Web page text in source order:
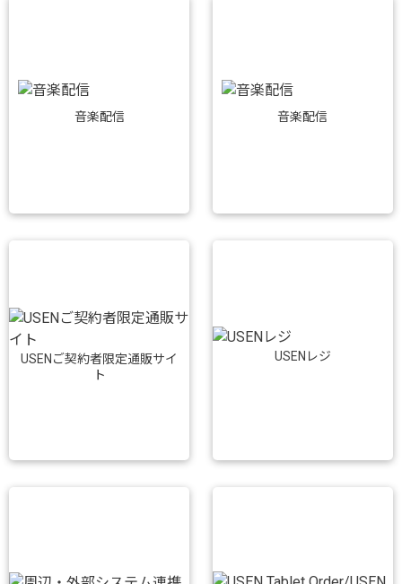
音楽配信 音楽配信
USENご契約者限定通販サイ
ト
USENレジ